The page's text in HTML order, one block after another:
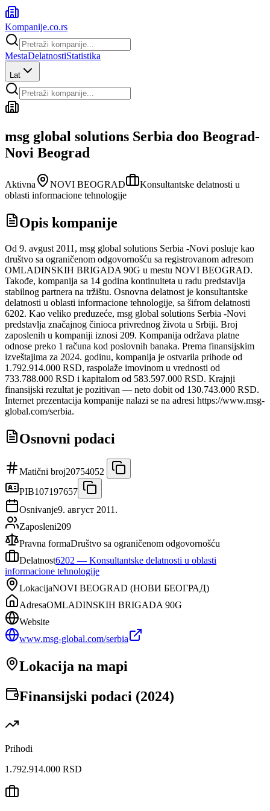
Kompanije.co.rs
MestaDelatnostiStatistika
Lat
msg global solutions Serbia doo Beograd-
Novi Beograd
Aktivna NOVI BEOGRAD
Konsultantske delatnosti u
oblasti informacione tehnologije
Opis kompanije
Od 9. avgust 2011, msg global solutions Serbia -Novi posluje kao
društvo sa ograničenom odgovornošću sa registrovanom adresom
OMLADINSKIH BRIGADA 90G u mestu NOVI BEOGRAD.
Takođe, kompanija sa 14 godina kontinuiteta u radu predstavlja
stabilnog partnera na tržištu. Osnovna delatnost je konsultantske
delatnosti u oblasti informacione tehnologije, sa šifrom delatnosti
6202. Kao veliko preduzeće, msg global solutions Serbia -Novi
predstavlja značajnog činioca privrednog života u Srbiji. Broj
zaposlenih u kompaniji iznosi 209. Kompanija održava platne
odnose preko 1 računa kod poslovnih banaka. Prema finansijskim
izveštajima za 2024. godinu, kompanija je ostvarila prihode od
1.792.914.000 RSD, raspolaže imovinom u vrednosti od
733.788.000 RSD i kapitalom od 583.597.000 RSD. Krajnji
finansijski rezultat je pozitivan — neto dobit od 130.743.000 RSD.
Internet prezentacija kompanije nalazi se na adresi https://www.msg-
global.com/serbia.
Osnovni podaci
Matični broj20754052
PIB107197657
Osnivanje9. август 2011.
Zaposleni209
Pravna formaDruštvo sa ograničenom odgovornošću
Delatnost6202 — Konsultantske delatnosti u oblasti
informacione tehnologije
LokacijaNOVI BEOGRAD (НОВИ БЕОГРАД)
AdresaOMLADINSKIH BRIGADA 90G
Website
www.msg-global.com/serbia
Lokacija na mapi
Finansijski podaci (2024)
Prihodi
1.792.914.000 RSD